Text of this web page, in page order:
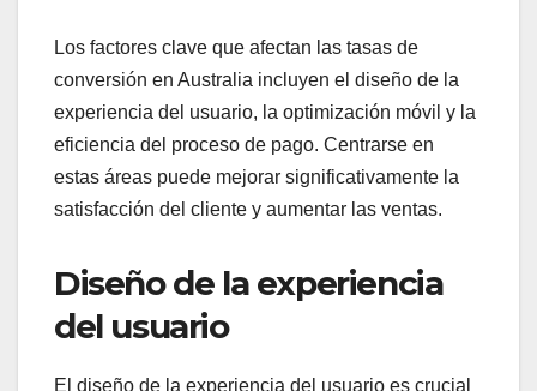
Los factores clave que afectan las tasas de
conversión en Australia incluyen el diseño de la
experiencia del usuario, la optimización móvil y la
eficiencia del proceso de pago. Centrarse en
estas áreas puede mejorar significativamente la
satisfacción del cliente y aumentar las ventas.
Diseño de la experiencia
del usuario
El diseño de la experiencia del usuario es crucial